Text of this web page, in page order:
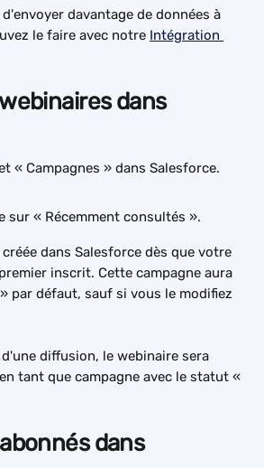
davantage de données à
le faire avec notre Intégration
dans
« Campagnes » dans Salesforce.
sur « Récemment consultés ».
dans Salesforce dès que votre
inscrit. Cette campagne aura
par défaut, sauf si vous le modifiez
diffusion, le webinaire sera
tant que campagne avec le statut «
dans